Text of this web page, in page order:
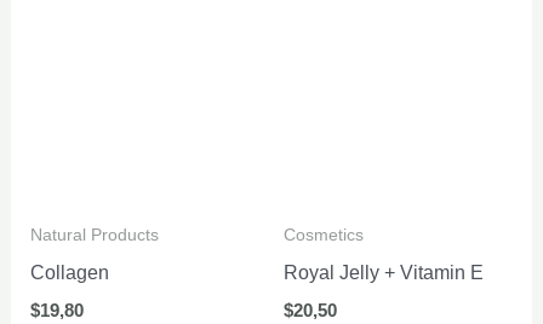
Natural Products
Collagen
$19,80
Cosmetics
Royal Jelly + Vitamin E
$20,50